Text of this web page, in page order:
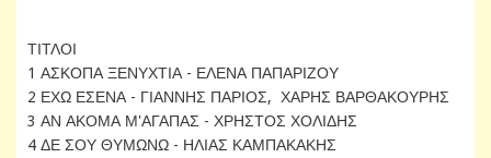
ΤΙΤΛΟΙ
1 ΑΣΚΟΠΑ ΞΕΝΥΧΤΙΑ - ΕΛΕΝΑ ΠΑΠΑΡΙΖΟΥ
2 ΕΧΩ ΕΣΕΝΑ - ΓΙΑΝΝΗΣ ΠΑΡΙΟΣ, ΧΑΡΗΣ ΒΑΡΘΑΚΟΥΡΗΣ
3 ΑΝ ΑΚΟΜΑ Μ'ΑΓΑΠΑΣ - ΧΡΗΣΤΟΣ ΧΟΛΙΔΗΣ
4 ΔΕ ΣΟΥ ΘΥΜΩΝΩ - ΗΛΙΑΣ ΚΑΜΠΑΚΑΚΗΣ